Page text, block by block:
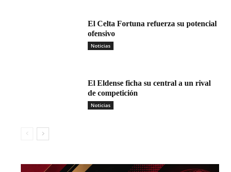
El Celta Fortuna refuerza su potencial
ofensivo
Noticias
El Eldense ficha su central a un rival
de competición
Noticias